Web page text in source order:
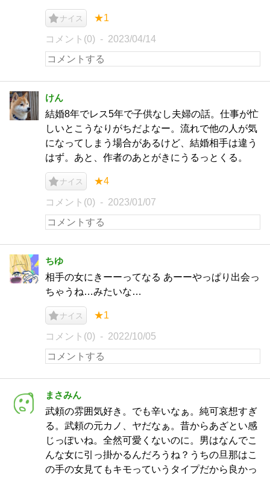
ナイス ★1
コメント(0) 2023/04/14
けん
結婚8年でレス5年で子供なし夫婦の話。仕事が忙
しいとこうなりがちだよなー。流れで他の人が気
になってしまう場合があるけど、結婚相手は違う
はず。あと、作者のあとがきにうるっとくる。
ナイス ★4
コメント(0) 2023/01/07
ちゆ
相手の女にきーーってなる あーーやっぱり出会っ
ちゃうね…みたいな…
ナイス ★1
コメント(0) 2022/10/05
まさみん
武頼の雰囲気好き。でも辛いなぁ。純可哀想すぎ
る。武頼の元カノ、ヤだなぁ。昔からあざとい感
じっぽいね。全然可愛くないのに。男はなんでこ
んな女に引っ掛かるんだろうね？うちの旦那はこ
の手の女見てもキモっていうタイプだから良かっ